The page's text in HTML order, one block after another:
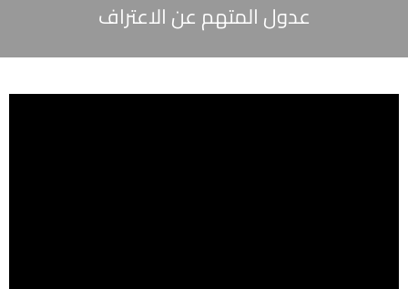
عدول المتهم عن الاعتراف